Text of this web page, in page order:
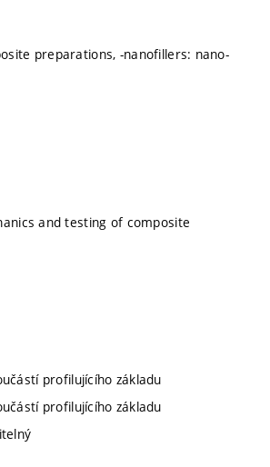
preparations, -nanofillers: nano-
and testing of composite
profilujícího základu
profilujícího základu